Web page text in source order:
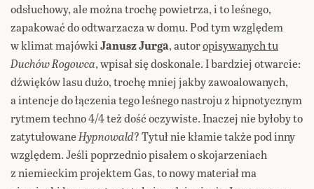
odsłuchowy, ale można trochę powietrza, i to leśnego,
zapakować do odtwarzacza w domu. Pod tym względem
w klimat majówkiJanusz Jurga, autoropisywanych tu
Duchów Rogowca, wpisał się doskonale. I bardziej otwarcie:
dźwięków lasu dużo, trochę mniej jakby zawoalowanych,
a intencje do łączenia tego leśnego nastroju z hipnotycznym
rytmem techno 4/4 też dość oczywiste. Inaczej nie byłoby to
zatytułowaneHypnowald? Tytuł nie kłamie także pod inny
względem. Jeśli poprzednio pisałem o skojarzeniach
z niemieckim projektem Gas, to nowy materiał ma